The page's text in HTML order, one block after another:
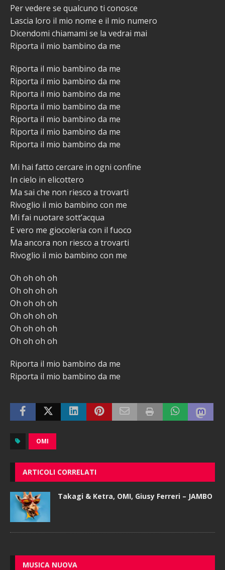
Per vedere se qualcuno ti conosce
Lascia loro il mio nome e il mio numero
Dicendomi chiamami se la vedrai mai
Riporta il mio bambino da me
Riporta il mio bambino da me
Riporta il mio bambino da me
Riporta il mio bambino da me
Riporta il mio bambino da me
Riporta il mio bambino da me
Riporta il mio bambino da me
Riporta il mio bambino da me
Mi hai fatto cercare in ogni confine
In cielo in elicottero
Ma sai che non riesco a trovarti
Rivoglio il mio bambino con me
Mi fai nuotare sott’acqua
E vero me giocoleria con il fuoco
Ma ancora non riesco a trovarti
Rivoglio il mio bambino con me
Oh oh oh oh
Oh oh oh oh
Oh oh oh oh
Oh oh oh oh
Oh oh oh oh
Oh oh oh oh
Riporta il mio bambino da me
Riporta il mio bambino da me
OMI
ARTICOLI CORRELATI
Takagi & Ketra, OMI, Giusy Ferreri – JAMBO
MUSICA NUOVA